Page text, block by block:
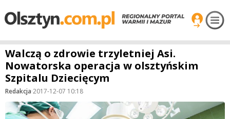
Walczą o zdrowie trzyletniej Asi.
Nowatorska operacja w olsztyńskim
Szpitalu Dziecięcym
Redakcja·2017-12-07 10:18